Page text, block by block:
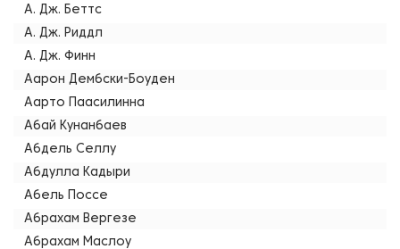
А. Дж. Беттс
А. Дж. Риддл
А. Дж. Финн
Аарон Дембски-Боуден
Аарто Паасилинна
Абай Кунанбаев
Абдель Селлу
Абдулла Кадыри
Абель Поссе
Абрахам Вергезе
Абрахам Маслоу